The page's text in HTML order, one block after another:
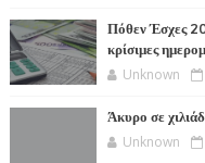
Πόθεν Έσχες
κρίσιμες
Unknown
Άκυρο σε
Unknown